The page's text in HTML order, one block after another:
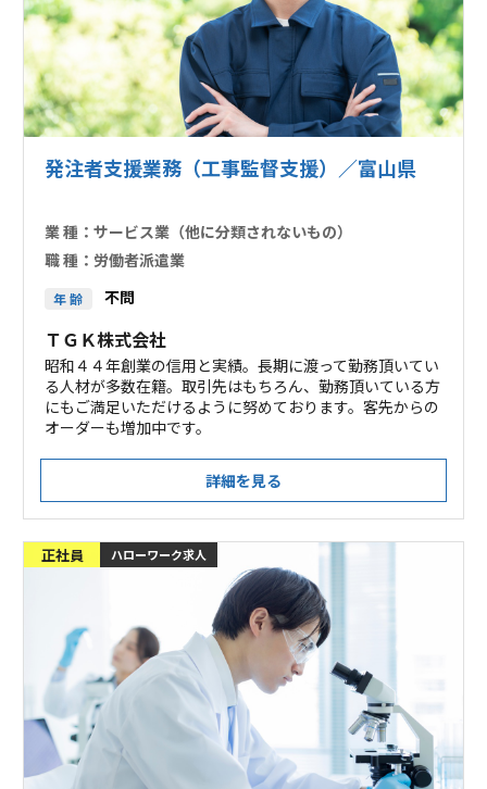
発注者支援業務（工事監督支援）／富山県
業 種： サービス業（他に分類されないもの）
職 種： 労働者派遣業
年 齢 不問
ＴＧＫ株式会社
昭和４４年創業の信用と実績。長期に渡って勤務頂いてい
る人材が多数在籍。取引先はもちろん、勤務頂いている方
にもご満足いただけるように努めております。客先からの
オーダーも増加中です。
詳細を見る
正社員 ハローワーク求人